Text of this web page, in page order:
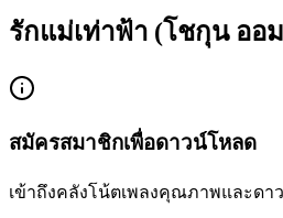
รักแม่เท่าฟ้า (โชกุน ออ
สมัครสมาชิกเพื่อดาวน์โหลด
เข้าถึงคลังโน้ตเพลงคุณภาพและดา